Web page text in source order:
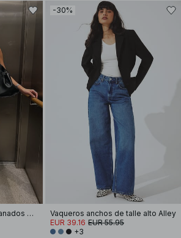
Bridge vaqueros acampanados de tiro alto
-30%
Vaqueros anchos de talle alto Alley
EUR 39.16 EUR 55.95
+3